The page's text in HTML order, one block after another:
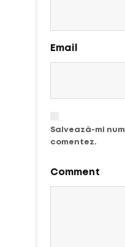
Email
Salvează-mi
comentez.
Comment